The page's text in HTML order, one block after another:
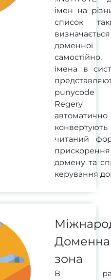
імен на
список
доменної
імена в
punycode
Regery
автоматично
читаний
домену та
керування
Доменна
зона
В